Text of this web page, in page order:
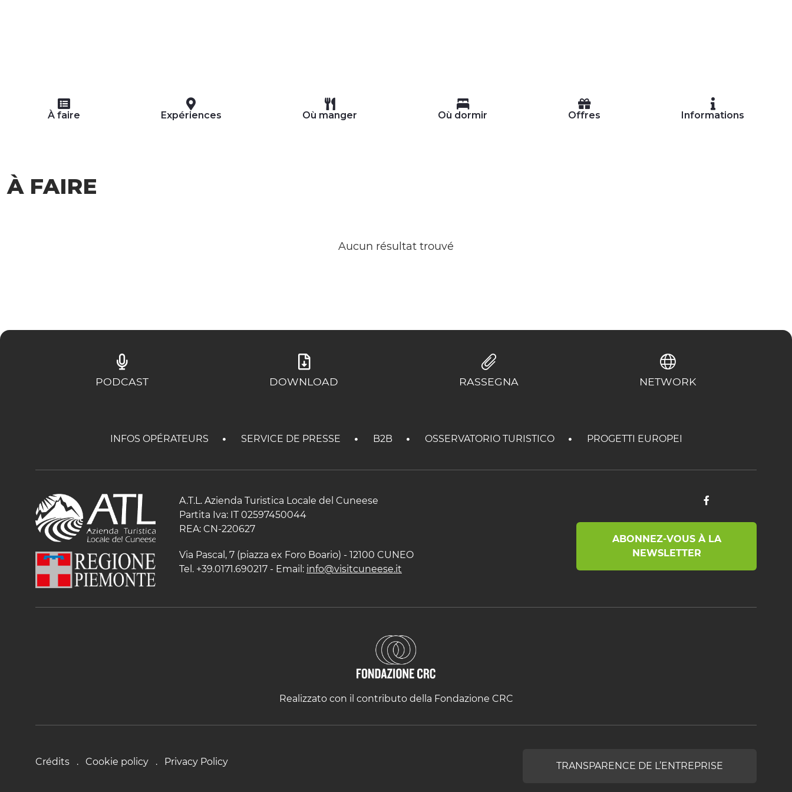
À faire Expériences Où manger Où dormir Offres Informations
À FAIRE
Aucun résultat trouvé
PODCAST DOWNLOAD RASSEGNA NETWORK
INFOS OPÉRATEURS SERVICE DE PRESSE B2B OSSERVATORIO TURISTICO PROGETTI EUROPEI
A.T.L. Azienda Turistica Locale del Cuneese
Partita Iva: IT 02597450044
REA: CN-220627
Via Pascal, 7 (piazza ex Foro Boario) - 12100 CUNEO
Tel. +39.0171.690217 - Email: info@visitcuneese.it
ABONNEZ-VOUS À LA
NEWSLETTER
Realizzato con il contributo della Fondazione CRC
Crédits Cookie policy Privacy Policy TRANSPARENCE DE L’ENTREPRISE